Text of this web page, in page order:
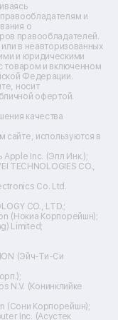
и
о
правообладателей.
в неавторизованных
и юридическими
товаром и включенном
Федерации.
носит
офертой.
качества
сайте, используются в
Inc. (Эпл Инк.);
TECHNOLOGIES CO.,
Co. Ltd.
CO., LTD.;
(Нокиа Корпорейшн);
Limited;
(Эйч-Ти-Си
N.V. (Конинклийке
(Сони Корпорейшн);
Inc. (Асустек